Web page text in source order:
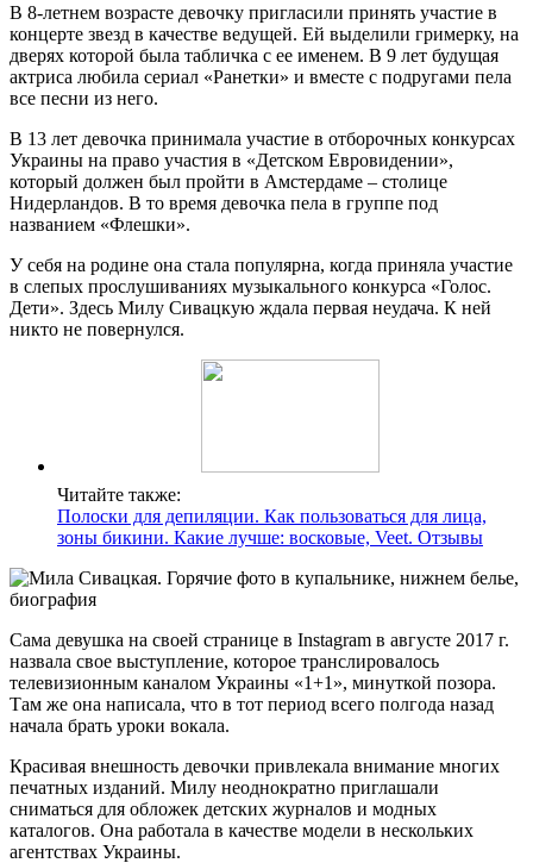
В 8-летнем возрасте девочку пригласили принять участие в
концерте звезд в качестве ведущей. Ей выделили гримерку, на
дверях которой была табличка с ее именем. В 9 лет будущая
актриса любила сериал «Ранетки» и вместе с подругами пела
все песни из него.
В 13 лет девочка принимала участие в отборочных конкурсах
Украины на право участия в «Детском Евровидении»,
который должен был пройти в Амстердаме – столице
Нидерландов. В то время девочка пела в группе под
названием «Флешки».
У себя на родине она стала популярна, когда приняла участие
в слепых прослушиваниях музыкального конкурса «Голос.
Дети». Здесь Милу Сивацкую ждала первая неудача. К ней
никто не повернулся.
Читайте также:
Полоски для депиляции. Как пользоваться для лица,
зоны бикини. Какие лучше: восковые, Veet. Отзывы
Сама девушка на своей странице в Instagram в августе 2017 г.
назвала свое выступление, которое транслировалось
телевизионным каналом Украины «1+1», минуткой позора.
Там же она написала, что в тот период всего полгода назад
начала брать уроки вокала.
Красивая внешность девочки привлекала внимание многих
печатных изданий. Милу неоднократно приглашали
сниматься для обложек детских журналов и модных
каталогов. Она работала в качестве модели в нескольких
агентствах Украины.